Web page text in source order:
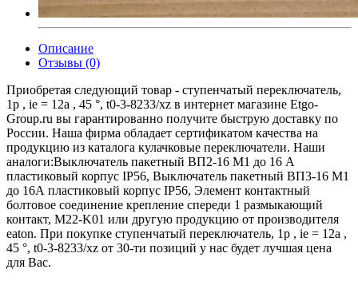
Описание
Отзывы (0)
Приобретая следующий товар - ступенчатый переключатель,
1p , ie = 12a , 45 °, t0-3-8233/xz в интернет магазине Etgo-
Group.ru вы гарантированно получите быструю доставку по
России. Наша фирма обладает сертификатом качества на
продукцию из каталога кулачковые переключатели. Наши
аналоги:Выключатель пакетный ВП2-16 М1 до 16 А
пластиковый корпус IP56, Выключатель пакетный ВП3-16 М1
до 16А пластиковый корпус IP56, Элемент контактный
болтовое соединение крепление спереди 1 размыкающий
контакт, M22-K01 или другую продукцию от производителя
eaton. При покупке ступенчатый переключатель, 1p , ie = 12a ,
45 °, t0-3-8233/xz от 30-ти позиций у нас будет лучшая цена
для Вас.